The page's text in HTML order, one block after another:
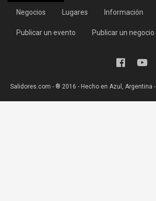
Negocios Lugares Información
Publicar un evento Publicar un negocio
Salidores.com - ® 2016 - Hecho en Azul, Argentina -